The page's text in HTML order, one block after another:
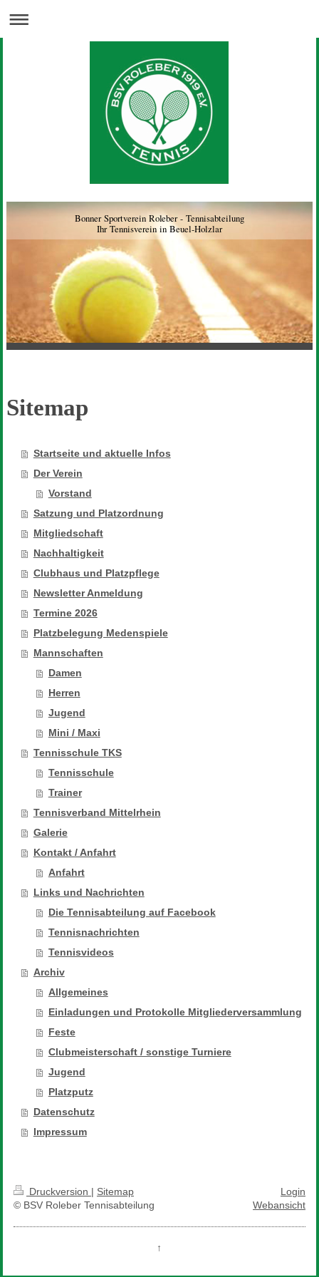
Bonner Sportverein Roleber - Tennisabteilung
Ihr Tennisverein in Beuel-Holzlar
Sitemap
Startseite und aktuelle Infos
Der Verein
Vorstand
Satzung und Platzordnung
Mitgliedschaft
Nachhaltigkeit
Clubhaus und Platzpflege
Newsletter Anmeldung
Termine 2026
Platzbelegung Medenspiele
Mannschaften
Damen
Herren
Jugend
Mini / Maxi
Tennisschule TKS
Tennisschule
Trainer
Tennisverband Mittelrhein
Galerie
Kontakt / Anfahrt
Anfahrt
Links und Nachrichten
Die Tennisabteilung auf Facebook
Tennisnachrichten
Tennisvideos
Archiv
Allgemeines
Einladungen und Protokolle Mitgliederversammlung
Feste
Clubmeisterschaft / sonstige Turniere
Jugend
Platzputz
Datenschutz
Impressum
Druckversion | Sitemap
© BSV Roleber Tennisabteilung
Login
Webansicht
↑